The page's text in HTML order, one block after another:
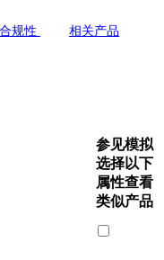
规性
相关产品
参见模拟
选择以下
属性查看
类似产品